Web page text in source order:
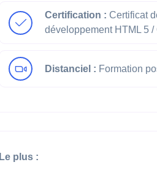
Certification : Certificat
développement HTML 5
Distanciel : Formation
Le plus :